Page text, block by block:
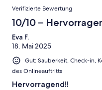
Verifizierte Bewertung
10/10 –
Eva F.
18. Mai 2025
Gut: Sauberkeit, Check-in,
des Onlineauftritts
Hervorragend!!